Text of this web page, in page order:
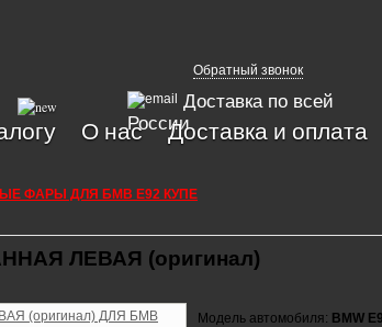
Обратный звонок
Доставка по всей
России
О нас Доставка и оплата
ФАРЫ ДЛЯ БМВ Е92 КУПЕ
ЛЕВАЯ (оригинал)
Модель автомобиля: BMW